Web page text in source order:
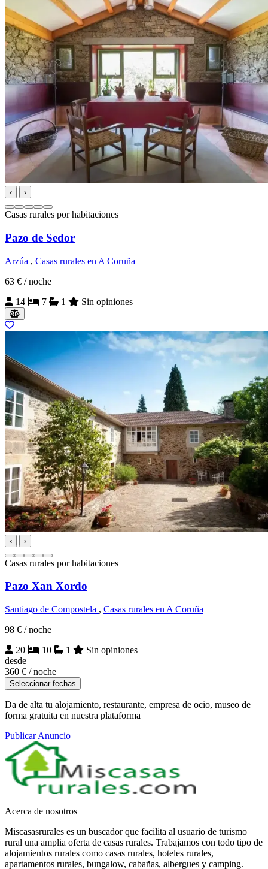
‹ ›
Casas rurales por habitaciones
Pazo de Sedor
Arzúa , Casas rurales en A Coruña
63 € / noche
14
7 1 Sin opiniones
‹ ›
Casas rurales por habitaciones
Pazo Xan Xordo
Santiago de Compostela , Casas rurales en A Coruña
98 € / noche
20
10 1
Sin opiniones
desde
360 € / noche
Seleccionar fechas
Da de alta tu alojamiento, restaurante, empresa de ocio, museo de
forma gratuita en nuestra plataforma
Publicar Anuncio
Acerca de nosotros
Miscasasrurales es un buscador que facilita al usuario de turismo
rural una amplia oferta de casas rurales. Trabajamos con todo tipo de
alojamientos rurales como casas rurales, hoteles rurales,
apartamentos rurales, bungalow, cabañas, albergues y camping.